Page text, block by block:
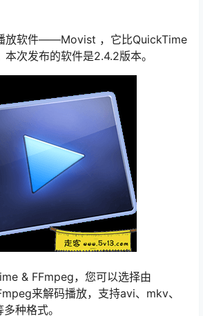
放软件——Movist ，它比QuickTime
次发布的软件是2.4.2版本。
& FFmpeg，您可以选择由
来解码播放，支持avi、mkv、
种格式。